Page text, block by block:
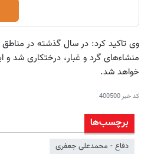
وی تاکید کرد: در سال گذشته در
منشاء‌های گرد و غبار، درختکاری شد و
خواهد شد.
کد خبر400500
برچسب‌ها
دفاع - محمدعلی جعفری